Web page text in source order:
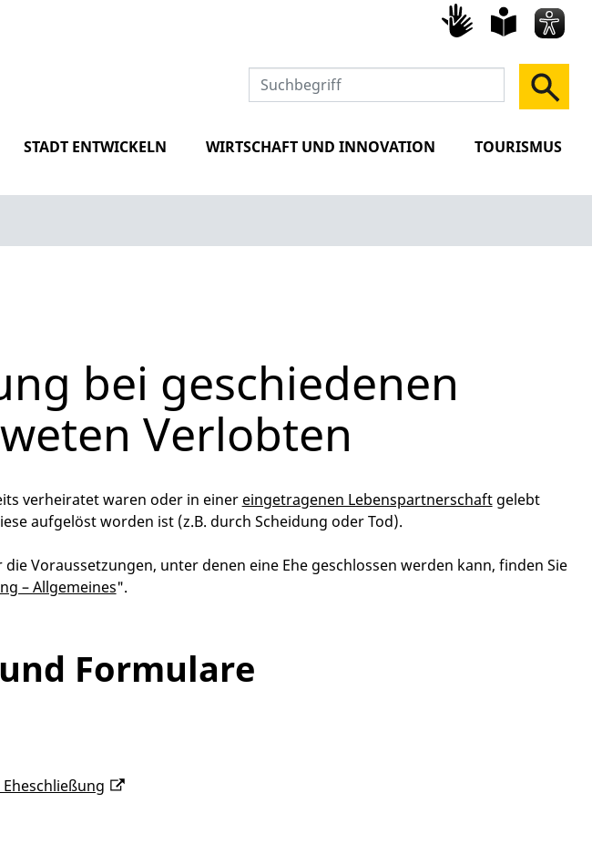
STADT ENTWICKELN WIRTSCHAFT UND INNOVATION TOURISMUS
bei geschiedenen
Verlobten
verheiratet waren oder in einer eingetragenen Lebenspartnerschaftgelebt
aufgelöst worden ist (z.B. durch Scheidung oder Tod).
Voraussetzungen, unter denen eine Ehe geschlossen werden kann, finden Sie
– Allgemeines".
Formulare